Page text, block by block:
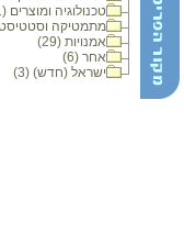
טכנולוגיה ומוצרים (61)
מתמטיקה
אמנויות (29)
אחר (6)
ישראל (חדש) (3)